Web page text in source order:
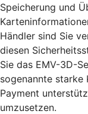
Speicherung und
Händler sind Sie
diesen
Sie das EMV-3D-
sogenannte starke
Payment
umzusetzen.